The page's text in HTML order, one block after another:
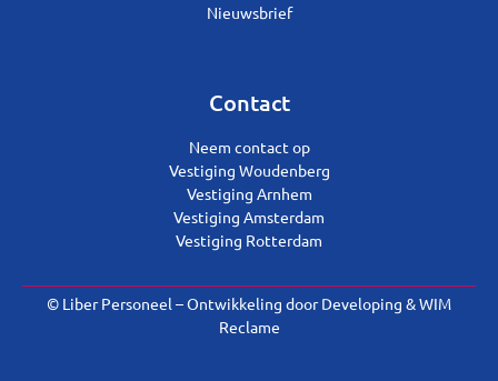
Nieuwsbrief
Contact
Neem contact op
Vestiging Woudenberg
Vestiging Arnhem
Vestiging Amsterdam
Vestiging Rotterdam
© Liber Personeel – Ontwikkeling doorDeveloping &WIM
Reclame